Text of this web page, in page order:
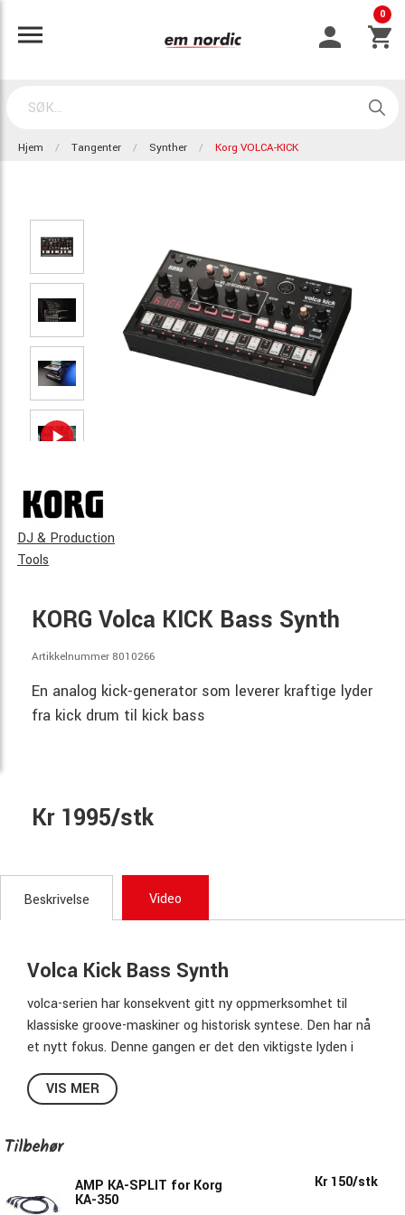
0
Hjem Tangenter Synther Korg VOLCA-KICK
DJ & Production
Tools
KORG Volca KICK Bass Synth
Artikkelnummer 8010266
En analog kick-generator som leverer kraftige lyder
fra kick drum til kick bass
Kr 1995/stk
Beskrivelse Video
Volca Kick Bass Synth
volca-serien har konsekvent gitt ny oppmerksomhet til
klassiske groove-maskiner og historisk syntese. Den har nå
et nytt fokus. Denne gangen er det den viktigste lyden i
danse musikk: kicken.
volca kick er en analog kick-generator som er laget for
lyden av den originale MS-20-filteret, lar deg skape et bredt
utvalg av kick-lyder som kun er mulig gjennom analog
kretning, fra solide kick-drum til sprø kick-basser. Den 16-
VIS MER
Tilbehør
AMP KA-SPLIT for Korg
KA-350
Kr 150/stk